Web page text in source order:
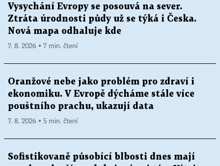
Vysychání Evropy se posouvá na sever.
Ztráta úrodnosti půdy už se týká i Česka.
Nová mapa odhaluje kde
7. 8. 2026 ▪ 7 min. čtení
Oranžové nebe jako problém pro zdraví i
ekonomiku. V Evropě dýcháme stále více
pouštního prachu, ukazují data
7. 8. 2026 ▪ 5 min. čtení
Sofistikovaně působící blbosti dnes mají